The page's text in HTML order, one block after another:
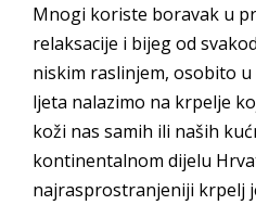
Mnogi koriste boravak u
relaksacije i bijeg od
niskim raslinjem, osobito
ljeta nalazimo na krpelje
koži nas samih ili naših
kontinentalnom dijelu
najrasprostranjeniji krpelj